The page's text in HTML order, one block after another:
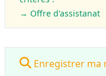
→ Offre d'assistanat
Enregistrer ma